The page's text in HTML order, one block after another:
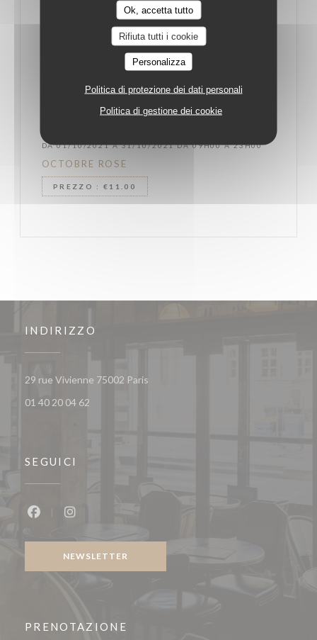
Ok, accetta tutto
Rifiuta tutti i cookie
Personalizza
Politica di protezione dei dati personali
Politica di gestione dei cookie
DA 01/10/2021 A 31/10/2021 DA 09H00 A 23H00
OCTOBRE ROSE
PREZZO : €11.00
INDIRIZZO
29 rue Vivienne 75002 Paris
01 40 20 04 62
SEGUICI
NEWSLETTER
PRENOTAZIONE